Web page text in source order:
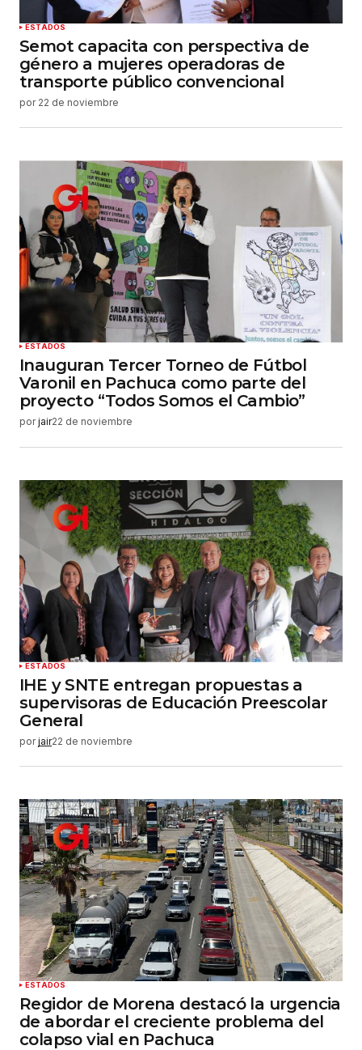
ESTADOS
Semot capacita con perspectiva de
género a mujeres operadoras de
transporte público convencional
por 22 de noviembre
ESTADOS
Inauguran Tercer Torneo de Fútbol
Varonil en Pachuca como parte del
proyecto “Todos Somos el Cambio”
por jair22 de noviembre
ESTADOS
IHE y SNTE entregan propuestas a
supervisoras de Educación Preescolar
General
por jair22 de noviembre
ESTADOS
Regidor de Morena destacó la urgencia
de abordar el creciente problema del
colapso vial en Pachuca